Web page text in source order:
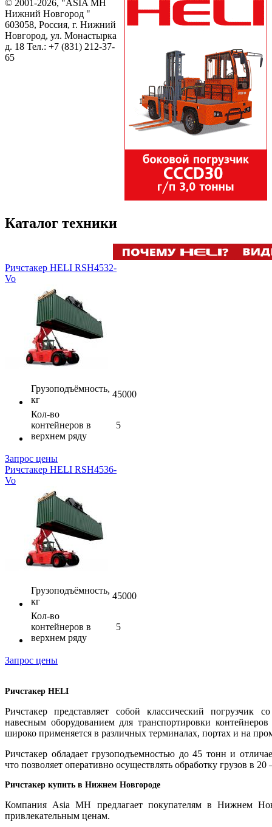
Каталог техники
Ричстакер HELI RSH4532-
Vo
Грузоподъёмность,
кг
45000
Кол-во
контейнеров в
верхнем ряду
5
Запрос цены
Ричстакер HELI RSH4536-
Vo
Грузоподъёмность,
кг
45000
Кол-во
контейнеров в
верхнем ряду
5
Запрос цены
Ричстакер HELI
Ричстакер представляет собой классический погрузчик
навесным оборудованием для транспортировки
широко применяется в различных терминалах, портах и на
Ричстакер обладает грузоподъемностью до 45 тонн и
что позволяет оперативно осуществлять обработку грузов в
Ричстакер купить в Нижнем Новгороде
Компания Asia MH предлагает покупателям в Нижнем
привлекательным ценам.
© 2001-2026, "ASIA MH
Нижний Новгород "
603058, Россия, г. Нижний
Новгород, ул. Монастырка
д. 18 Тел.: +7 (831) 212-37-
65